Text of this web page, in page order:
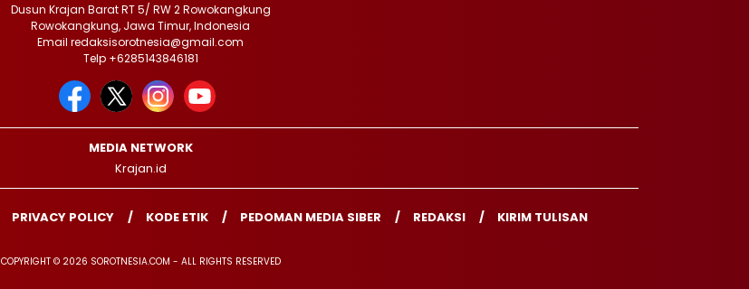
Dusun Krajan Barat RT 5/ RW 2 Rowokangkung
Rowokangkung, Jawa Timur, Indonesia
Email redaksisorotnesia@gmail.com
Telp +6285143846181
MEDIA NETWORK
Krajan.id
PRIVACY POLICY KODE ETIK PEDOMAN MEDIA SIBER REDAKSI KIRIM TULISAN
COPYRIGHT © 2026 SOROTNESIA.COM - ALL RIGHTS RESERVED